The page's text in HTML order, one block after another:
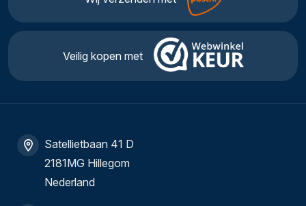
Veilig kopen met
Satellietbaan 41 D
2181MG Hillegom
Nederland